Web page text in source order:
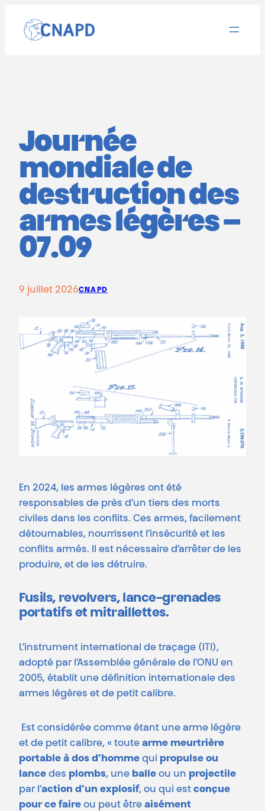
contenu
Journée
mondiale de
destruction des
armes légères –
07.09
9 juillet 2026CNAPD
En 2024, les armes légères ont été
responsables de près d’un tiers des morts
civiles dans les conflits. Ces armes, facilement
détournables, nourrissent l’insécurité et les
conflits armés. Il est nécessaire d’arrêter de les
produire, et de les détruire.
Fusils, revolvers, lance-grenades
portatifs et mitraillettes.
L’instrument international de traçage (ITI),
adopté par l’Assemblée générale de l’ONU en
2005, établit une définition internationale des
armes légères et de petit calibre.
Est considérée comme étant une arme légère
et de petit calibre, « toute arme meurtrière
portable à dos d’homme qui propulse ou
lance des plombs, une balle ou un projectile
par l’action d’un explosif, ou qui est conçue
pour ce faire ou peut être aisément